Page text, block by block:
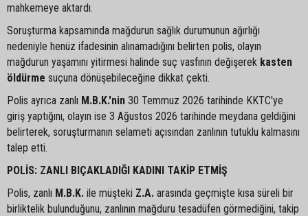
mahkemeye aktardı.
Soruşturma kapsamında mağdurun sağlık durumunun ağırlığı
nedeniyle henüz ifadesinin alınamadığını belirten polis, olayın
mağdurun yaşamını yitirmesi halinde suç vasfının değişerek kasten
öldürme suçuna dönüşebileceğine dikkat çekti.
Polis ayrıca zanlı M.B.K.'nin 30 Temmuz 2026 tarihinde KKTC'ye
giriş yaptığını, olayın ise 3 Ağustos 2026 tarihinde meydana geldiğini
belirterek, soruşturmanın selameti açısından zanlının tutuklu kalmasını
talep etti.
POLİS: ZANLI BIÇAKLADIĞI KADINI TAKİP ETMİŞ
Polis, zanlı M.B.K. ile müşteki Z.A. arasında geçmişte kısa süreli bir
birliktelik bulunduğunu, zanlının mağduru tesadüfen görmediğini, takip